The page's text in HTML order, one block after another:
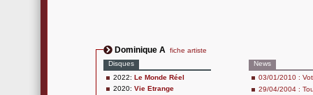
Dominique A fiche artiste
Disques
2022: Le Monde Réel
2020: Vie Etrange
News
03/01/2010 :
29/04/2004 :